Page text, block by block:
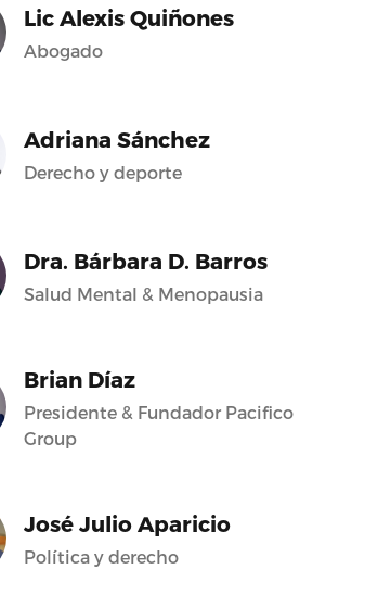
Lic Alexis Quiñones
Abogado
Adriana Sánchez
Derecho y deporte
Dra. Bárbara D. Barros
Salud Mental & Menopausia
Brian Díaz
Presidente & Fundador Pacifico
Group
José Julio Aparicio
Política y derecho